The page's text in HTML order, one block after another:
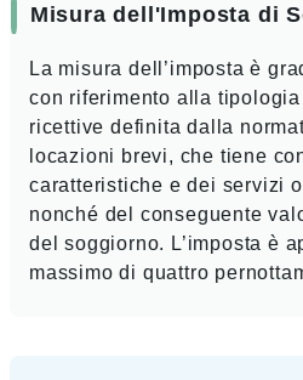
Misura dell'Imposta di
La misura dell’imposta è
con riferimento alla
ricettive definita dalla
locazioni brevi, che tiene
caratteristiche e dei servizi
nonché del conseguente
del soggiorno. L’imposta è
massimo di quattro